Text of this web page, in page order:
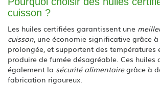
cuisson ?
Les huiles certifiées garantissent une
cuisson , une économie significative grâce
prolongée, et supportent des températures
produire de fumée désagréable. Ces huiles
également la sécurité alimentairegrâce à
fabrication rigoureux.